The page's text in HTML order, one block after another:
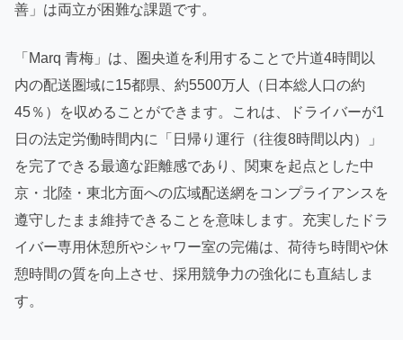
善」は両立が困難な課題です。
「Marq 青梅」は、圏央道を利用することで片道4時間以
内の配送圏域に15都県、約5500万人（日本総人口の約
45％）を収めることができます。これは、ドライバーが1
日の法定労働時間内に「日帰り運行（往復8時間以内）」
を完了できる最適な距離感であり、関東を起点とした中
京・北陸・東北方面への広域配送網をコンプライアンスを
遵守したまま維持できることを意味します。充実したドラ
イバー専用休憩所やシャワー室の完備は、荷待ち時間や休
憩時間の質を向上させ、採用競争力の強化にも直結しま
す。